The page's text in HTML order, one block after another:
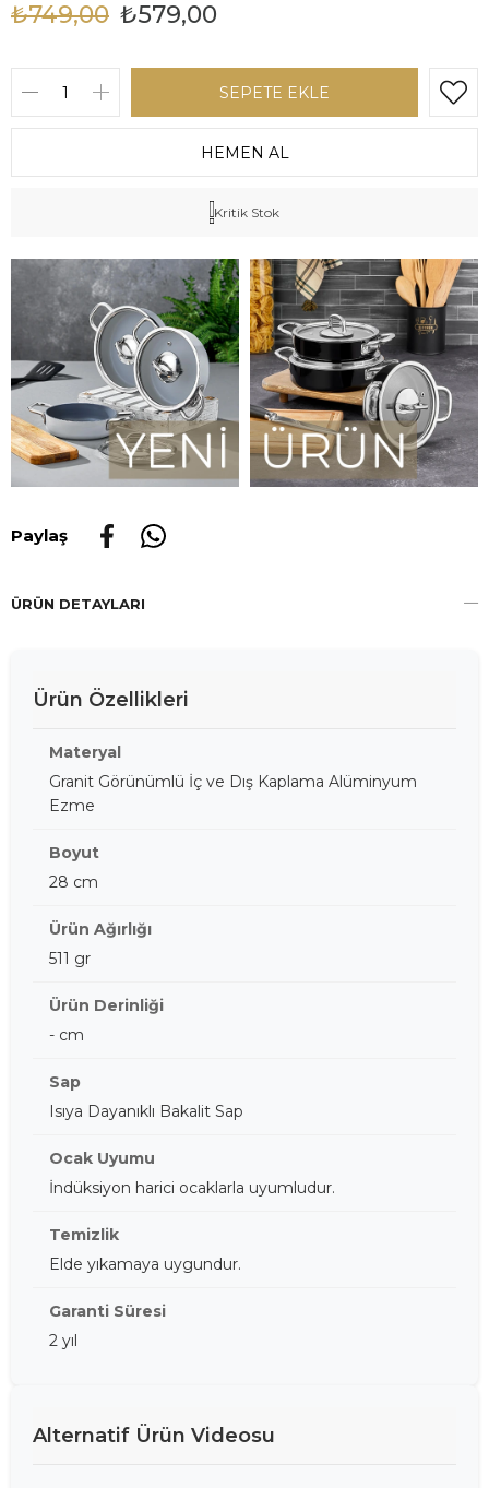
₺749,00 ₺579,00
Kritik Stok
Paylaş
ÜRÜN DETAYLARI
Ürün Özellikleri
Materyal
Granit Görünümlü İç ve Dış Kaplama Alüminyum
Ezme
Boyut
28 cm
Ürün Ağırlığı
511 gr
Ürün Derinliği
- cm
Sap
Isıya Dayanıklı Bakalit Sap
Ocak Uyumu
İndüksiyon harici ocaklarla uyumludur.
Temizlik
Elde yıkamaya uygundur.
Garanti Süresi
2 yıl
Alternatif Ürün Videosu